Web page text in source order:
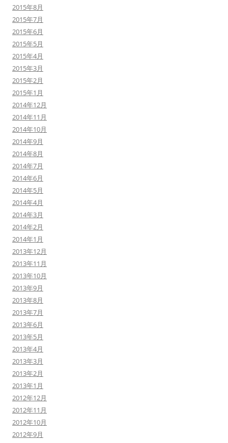
2015年8月
2015年7月
2015年6月
2015年5月
2015年4月
2015年3月
2015年2月
2015年1月
2014年12月
2014年11月
2014年10月
2014年9月
2014年8月
2014年7月
2014年6月
2014年5月
2014年4月
2014年3月
2014年2月
2014年1月
2013年12月
2013年11月
2013年10月
2013年9月
2013年8月
2013年7月
2013年6月
2013年5月
2013年4月
2013年3月
2013年2月
2013年1月
2012年12月
2012年11月
2012年10月
2012年9月